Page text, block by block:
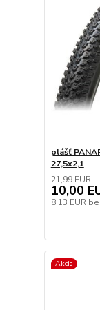
plášť
27,5x2,1
21,99 EUR
10,00
8,13 EUR
Akcia